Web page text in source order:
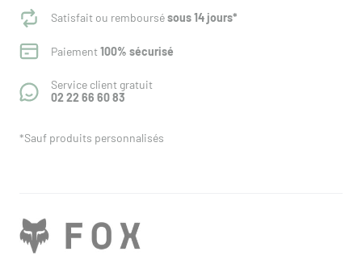
Satisfait ou remboursésous 14 jours*
Paiement100% sécurisé
Service client gratuit
02 22 66 60 83
*Sauf produits personnalisés